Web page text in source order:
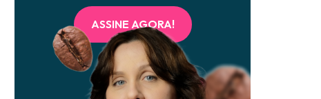
ASSINE AGORA!